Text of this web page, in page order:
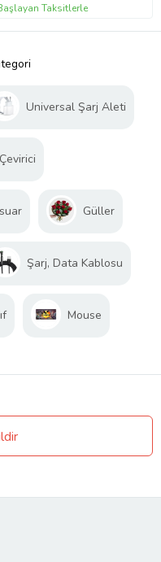
Taksitlerle
Universal Şarj Aleti
Güller
Şarj, Data Kablosu
Mouse